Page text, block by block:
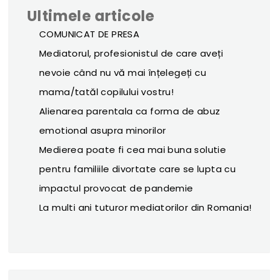
Ultimele articole
COMUNICAT DE PRESA
Mediatorul, profesionistul de care aveți
nevoie când nu vă mai înțelegeți cu
mama/tatăl copilului vostru!
Alienarea parentala ca forma de abuz
emotional asupra minorilor
Medierea poate fi cea mai buna solutie
pentru familiile divortate care se lupta cu
impactul provocat de pandemie
La multi ani tuturor mediatorilor din Romania!